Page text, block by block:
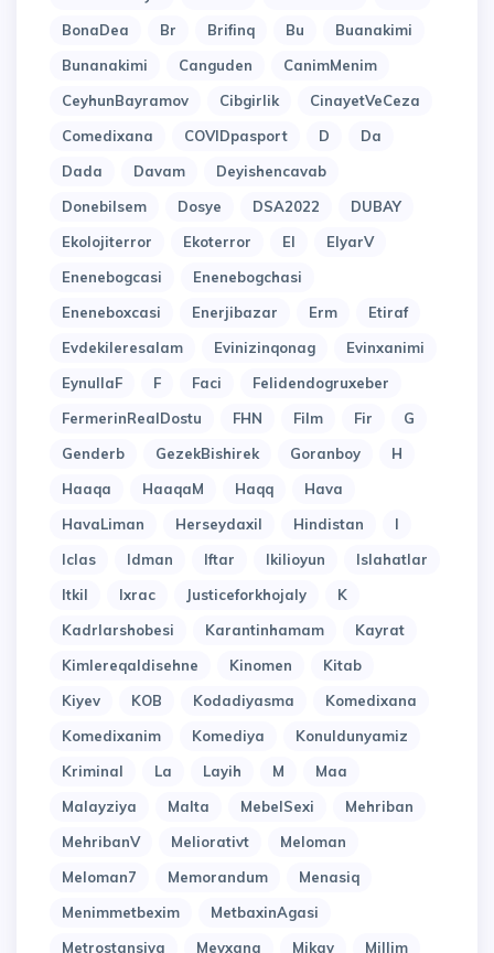
BonaDea
Br Brifinq Bu
Buanakimi
Bunanakimi
Canguden
CanimMenim
CeyhunBayramov
Cibgirlik
CinayetVeCeza
Comedixana
COVIDpasport D
Da
Dada
Davam
Deyishencavab
Donebilsem
Dosye DSA2022
DUBAY
Ekolojiterror
Ekoterror El
ElyarV
Enenebogcasi
Enenebogchasi
Eneneboxcasi
Enerjibazar Erm
Etiraf
Evdekileresalam
Evinizinqonag
Evinxanimi
EynullaF
F Faci
Felidendogruxeber
FermerinRealDostu
FHN Film Fir
G
Genderb
GezekBishirek Goranboy
H
Haaqa
HaaqaM Haqq
Hava
HavaLiman
Herseydaxil Hindistan
I
Iclas
Idman Iftar Ikilioyun
Islahatlar
Itkil
Ixrac Justiceforkhojaly
K
Kadrlarshobesi
Karantinhamam
Kayrat
Kimlereqaldisehne
Kinomen
Kitab
Kiyev
KOB Kodadiyasma
Komedixana
Komedixanim
Komediya
Konuldunyamiz
Kriminal
La Layih M
Maa
Malayziya
Malta MebelSexi
Mehriban
MehribanV
Meliorativt
Meloman
Meloman7
Memorandum
Menasiq
Menimmetbexim
MetbaxinAgasi
Metrostansiya
Meyxana Mikay
Millim